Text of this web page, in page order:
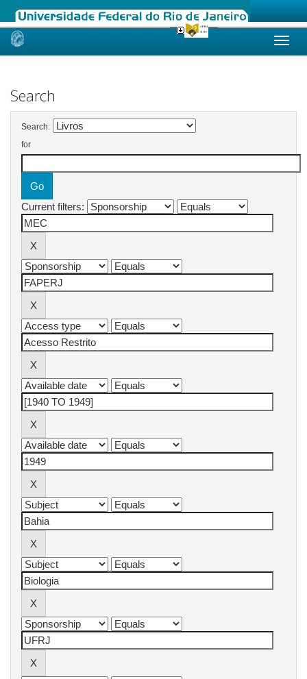
Skip
Search
Search:
for
Current filters: